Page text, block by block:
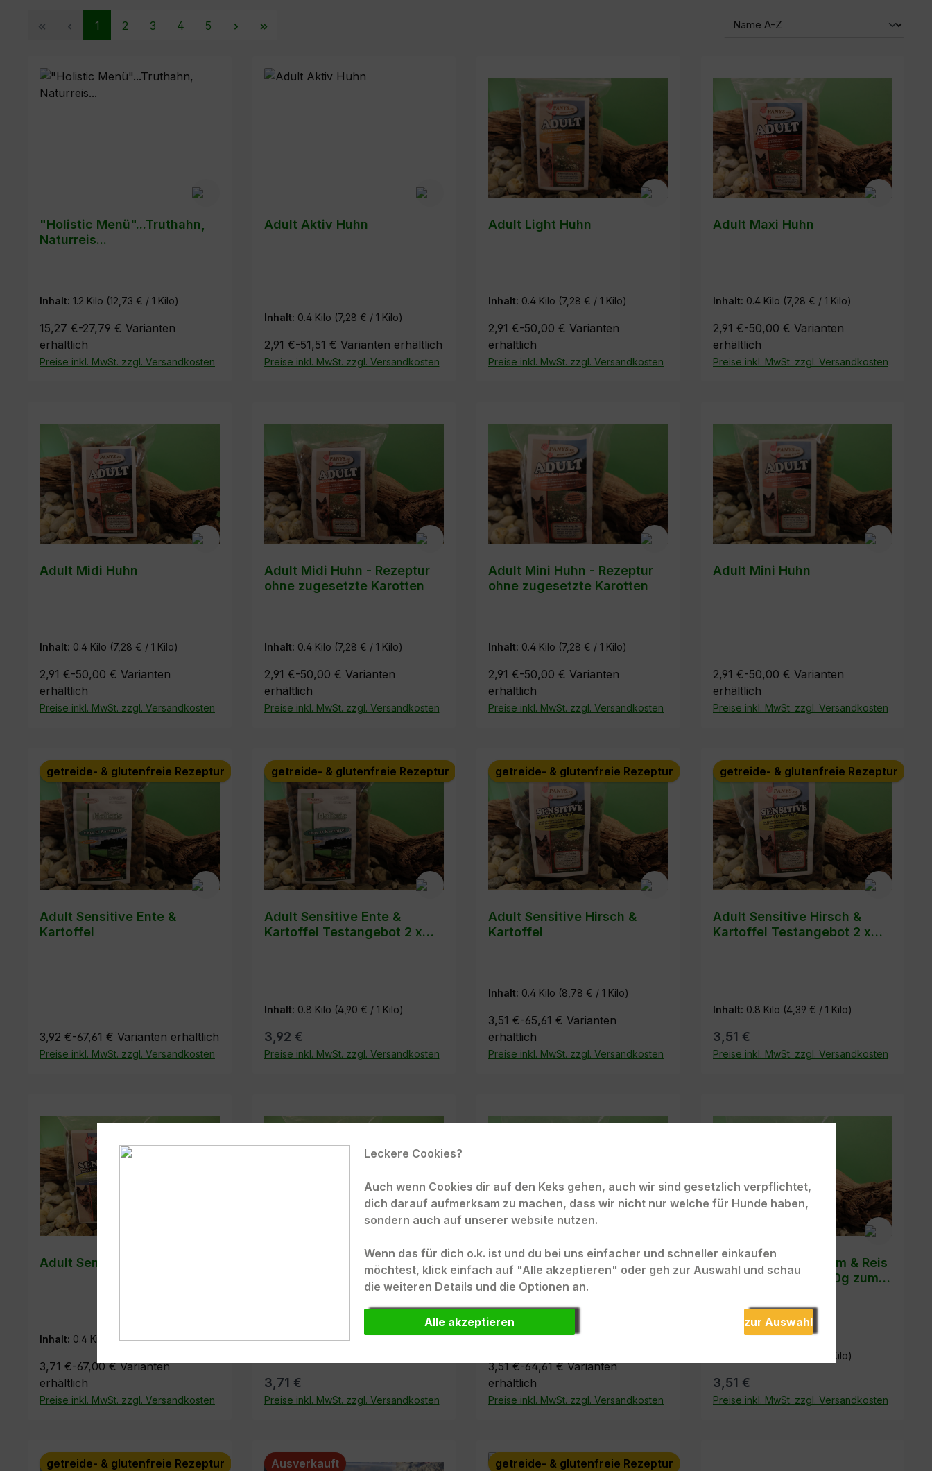
Seite
1 Seite
2 Seite
3 Seite
4 Seite
5
"Holistic Menü"...Truthahn,
Naturreis...
Inhalt: 1.2 Kilo (12,73 € / 1 Kilo)
15,27 €-27,79 € Varianten
erhältlich
Preise inkl. MwSt. zzgl. Versandkosten
Adult Aktiv Huhn
Inhalt: 0.4 Kilo (7,28 € / 1 Kilo)
2,91 €-51,51 € Varianten erhältlich
Preise inkl. MwSt. zzgl. Versandkosten
Adult Light Huhn
Inhalt: 0.4 Kilo (7,28 € / 1 Kilo)
2,91 €-50,00 € Varianten
erhältlich
Preise inkl. MwSt. zzgl. Versandkosten
Adult Maxi Huhn
Inhalt: 0.4 Kilo (7,28 € / 1 Kilo)
2,91 €-50,00 € Varianten
erhältlich
Preise inkl. MwSt. zzgl. Versandkosten
Adult Midi Huhn
Inhalt: 0.4 Kilo (7,28 € / 1 Kilo)
2,91 €-50,00 € Varianten
erhältlich
Preise inkl. MwSt. zzgl. Versandkosten
Adult Midi Huhn - Rezeptur
ohne zugesetzte Karotten
Inhalt: 0.4 Kilo (7,28 € / 1 Kilo)
2,91 €-50,00 € Varianten
erhältlich
Preise inkl. MwSt. zzgl. Versandkosten
Adult Mini Huhn - Rezeptur
ohne zugesetzte Karotten
Inhalt: 0.4 Kilo (7,28 € / 1 Kilo)
2,91 €-50,00 € Varianten
erhältlich
Preise inkl. MwSt. zzgl. Versandkosten
Adult Mini Huhn
2,91 €-50,00 € Varianten
erhältlich
Preise inkl. MwSt. zzgl. Versandkosten
getreide- & glutenfreie Rezeptur
Adult Sensitive Ente &
Kartoffel
3,92 €-67,61 € Varianten erhältlich
Preise inkl. MwSt. zzgl. Versandkosten
getreide- & glutenfreie Rezeptur
Adult Sensitive Ente &
Kartoffel Testangebot 2 x
Inhalt: 0.8 Kilo (4,90 € / 1 Kilo)
3,92 €
Preise inkl. MwSt. zzgl. Versandkosten
getreide- & glutenfreie Rezeptur
Adult Sensitive Hirsch &
Kartoffel
Inhalt: 0.4 Kilo (8,78 € / 1 Kilo)
3,51 €-65,61 € Varianten
erhältlich
Preise inkl. MwSt. zzgl. Versandkosten
getreide- & glutenfreie Rezeptur
Adult Sensitive Hirsch &
Kartoffel Testangebot 2 x
Inhalt: 0.8 Kilo (4,39 € / 1 Kilo)
3,51 €
Preise inkl. MwSt. zzgl. Versandkosten
Adult Sensitive Lachs & Reis
Inhalt: 0.4 Kilo (9,28 € / 1 Kilo)
3,71 €-67,00 € Varianten
erhältlich
Preise inkl. MwSt. zzgl. Versandkosten
Adult Sensitive Lachs & Reis
Testangebot 2 x 400g zum
3,71 €
Preise inkl. MwSt. zzgl. Versandkosten
Adult Sensitive Lamm & Reis
Inhalt:0.4 Kilo(8,78 € / 1 Kilo)
3,51 €-64,61 € Varianten
erhältlich
Preise inkl. MwSt. zzgl. Versandkosten
Adult Sensitive Lamm & Reis
Testangebot 2 x 400g zum
(4,39 € / 1 Kilo)
3,51 €
Preise inkl. MwSt. zzgl. Versandkosten
getreide- & glutenfreie Rezeptur Ausverkauft getreide- & glutenfreie Rezeptur
Leckere Cookies?
Auch wenn Cookies dir auf den Keks gehen, auch wir sind gesetzlich verpflichtet,
dich darauf aufmerksam zu machen, dass wir nicht nur welche für Hunde haben,
sondern auch auf unserer website nutzen.
Wenn das für dich o.k. ist und du bei uns einfacher und schneller einkaufen
möchtest, klick einfach auf "Alle akzeptieren" oder geh zur Auswahl und schau
die weiteren Details und die Optionen an.
Alle akzeptieren zur Auswahl